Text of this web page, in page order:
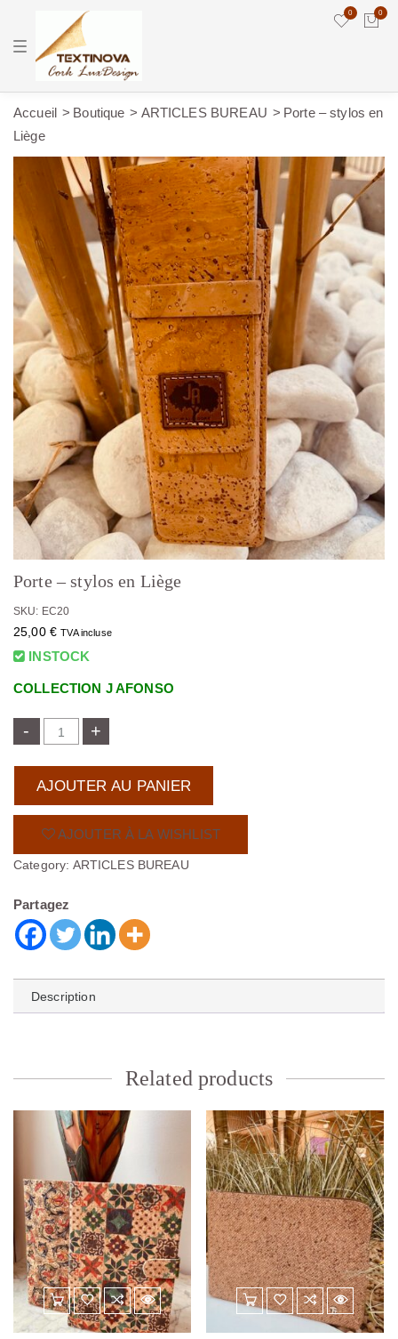
T
e
a
i
n
0 0
Accueil Boutique ARTICLES BUREAU
Porte – stylos en
Liège
Porte – stylos en Liège
SKU: EC20
25,00 € TVA incluse
INSTOCK
COLLECTION J AFONSO
- +
AJOUTER AU PANIER
AJOUTER À LA WISHLIST
Category: ARTICLES BUREAU
Partagez
Description
Related products